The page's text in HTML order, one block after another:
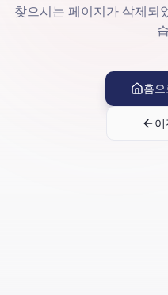
찾으시는 페이지가 삭제되
홈